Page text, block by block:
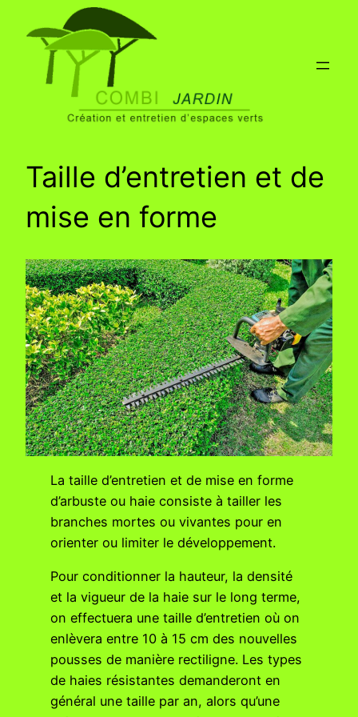
contenu
Taille d’entretien et de
mise en forme
La taille d’entretien et de mise en forme
d’arbuste ou haie consiste à tailler les
branches mortes ou vivantes pour en
orienter ou limiter le développement.
Pour conditionner la hauteur, la densité
et la vigueur de la haie sur le long terme,
on effectuera une taille d’entretien où on
enlèvera entre 10 à 15 cm des nouvelles
pousses de manière rectiligne. Les types
de haies résistantes demanderont en
général une taille par an, alors qu’une